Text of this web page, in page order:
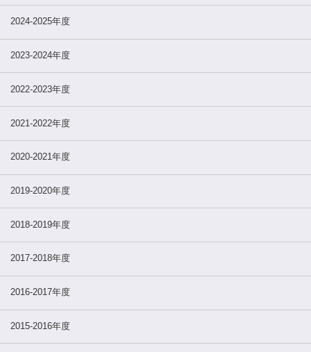
2024-2025年度
2023-2024年度
2022-2023年度
2021-2022年度
2020-2021年度
2019-2020年度
2018-2019年度
2017-2018年度
2016-2017年度
2015-2016年度